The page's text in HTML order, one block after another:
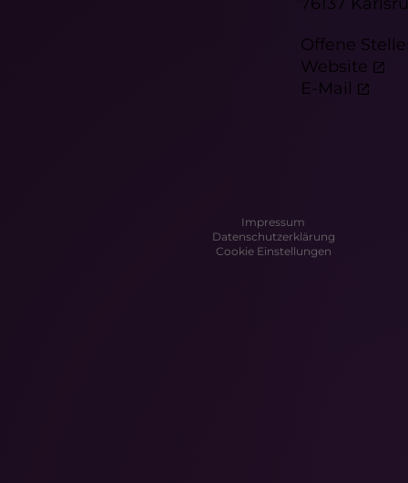
Offene
Website
E-Mail
Impressum
Datenschutzerklärung
Cookie Einstellungen